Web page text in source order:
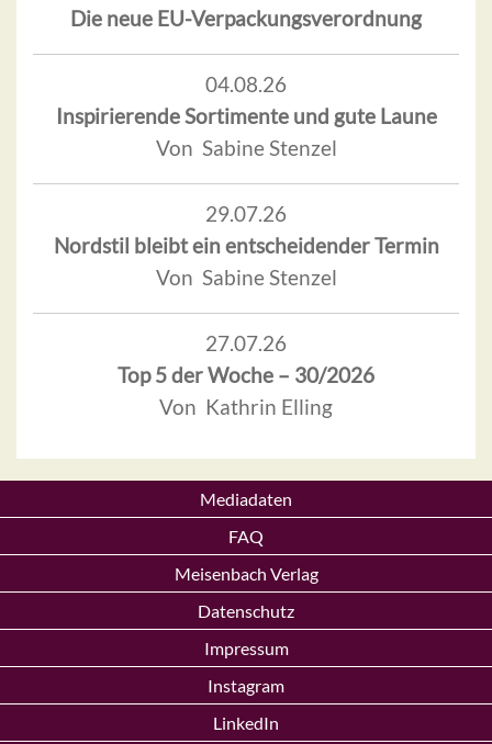
Die neue EU-Verpackungsverordnung
04.08.26
Inspirierende Sortimente und gute Laune
Von Sabine Stenzel
29.07.26
Nordstil bleibt ein entscheidender Termin
Von Sabine Stenzel
27.07.26
Top 5 der Woche – 30/2026
Von Kathrin Elling
Mediadaten
FAQ
Meisenbach Verlag
Datenschutz
Impressum
Instagram
LinkedIn